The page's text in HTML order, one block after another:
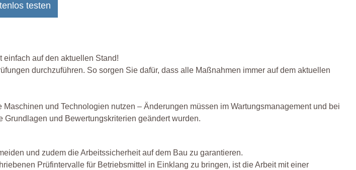
testen
einfach auf den aktuellen Stand!
durchzuführen. So sorgen Sie dafür, dass alle Maßnahmen immer auf dem aktuellen
und Technologien nutzen – Änderungen müssen im Wartungsmanagement und bei
und Bewertungskriterien geändert wurden.
und zudem die Arbeitssicherheit auf dem Bau zu garantieren.
Prüfintervalle für Betriebsmittel in Einklang zu bringen, ist die Arbeit mit einer